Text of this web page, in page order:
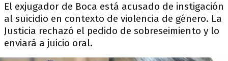
El exjugador de Boca está acusado de instigación
al suicidio en contexto de violencia de género. La
Justicia rechazó el pedido de sobreseimiento y lo
enviará a juicio oral.